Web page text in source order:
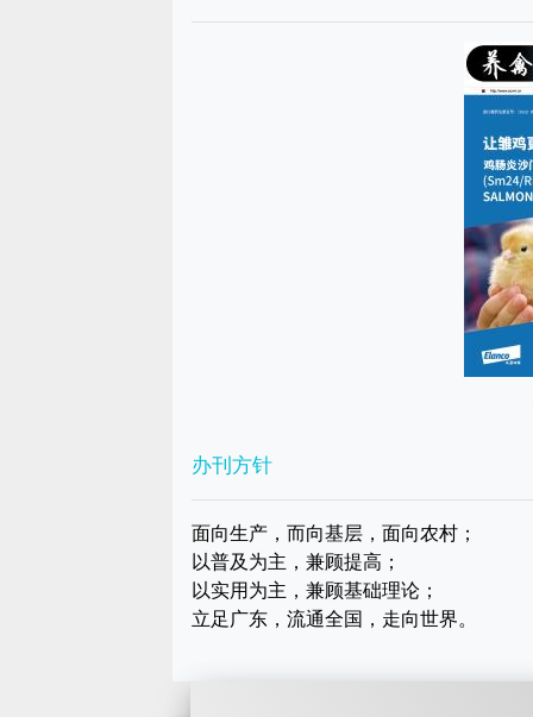
办刊方针
面向生产，而向基层，面向农村；
以普及为主，兼顾提高；
以实用为主，兼顾基础理论；
立足广东，流通全国，走向世界。